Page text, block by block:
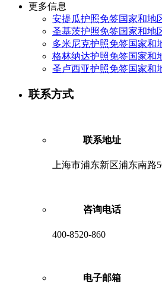
更多信息
安提瓜护照免签国家和地
圣基茨护照免签国家和地
多米尼克护照免签国家和
格林纳达护照免签国家和
圣卢西亚护照免签国家和
联系方式
联系地址
上海市浦东新区浦东南路
咨询电话
400-8520-860
电子邮箱